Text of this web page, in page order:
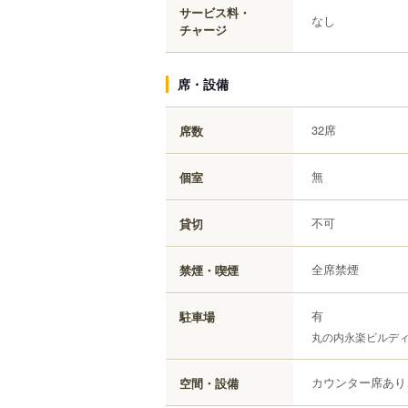
サービス料・
チャージ
なし
席・設備
席数 32席
個室 無
貸切 不可
禁煙・喫煙 全席禁煙
駐車場 有
丸の内永楽ビルデ
空間・設備 カウンター席あ